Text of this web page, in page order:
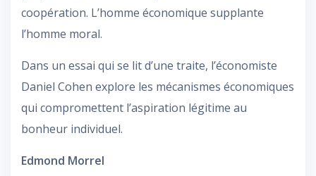
coopération. L’homme économique supplante
l’homme moral.
Dans un essai qui se lit d’une traite, l’économiste
Daniel Cohen explore les mécanismes économiques
qui compromettent l’aspiration légitime au
bonheur individuel.
Edmond Morrel